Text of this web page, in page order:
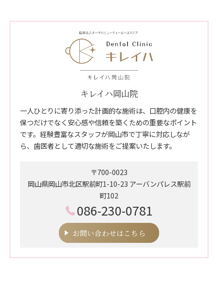
キレイハ岡山院
一人ひとりに寄り添った計画的な施術は、口腔内の健康を
保つだけでなく安心感や信頼を築くための重要なポイント
です。経験豊富なスタッフが岡山市で丁寧に対応しなが
ら、歯医者として適切な施術をご提案いたします。
〒700-0023
岡山県岡山市北区駅前町1-10-23 アーバンパレス駅前
町102
086-230-0781
お問い合わせはこちら